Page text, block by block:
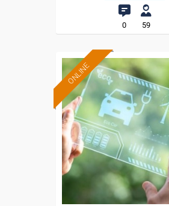
0 59
ONLINE
Formación 100%
subvencionada.
Para desempleados,
trabajadores y autónomos.
Sector
-Transporte y Logística.